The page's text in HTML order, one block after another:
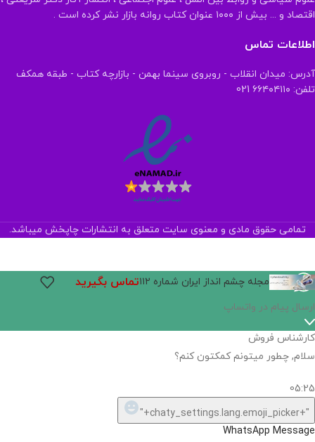
اقتصاد و ... بیش از ۱۰۰۰ عنوان کتاب روانه بازار نشر کرده است .
اطلاعات تماس
آدرس: میدان انقلاب - روبروی سینما بهمن - بازارچه کتاب - طبقه همکف
تلفن: ۶۶۴۰۴۱۱۰ 021
تمامی حقوق مادی و معنوی سایت متعلق به انتشارات چاپخش میباشد.
مجله چشم انداز ایران شماره ۱۱۲ تماس بگیرید
ارسال پیام در واتساپ
کارشناس فروش
سلام, چطور میتونم کمکتون کنم؟
05:25
"+chaty_settings.lang.emoji_picker+"
WhatsApp Message